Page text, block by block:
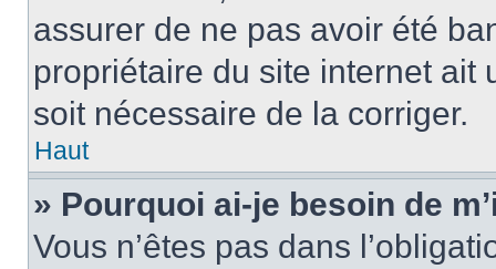
assurer de ne pas avoir été
propriétaire du site internet ait
soit nécessaire de la corriger.
Haut
» Pourquoi ai-je besoin de
Vous n’êtes pas dans